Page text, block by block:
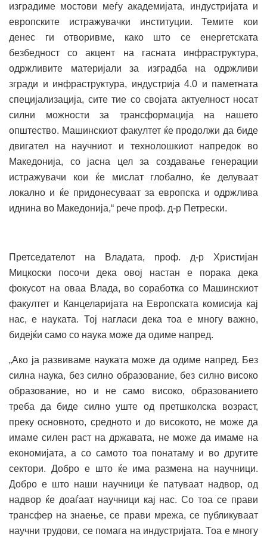
изградиме мостови меѓу академијата, индустријата и
европските истражувачки институции. Темите кои
денес ги отворивме, како што се енергетската
безбедност со акцент на гасната инфраструктура,
одржливите материјали за изградба на одржливи
згради и инфраструктура, индустрија 4.0 и паметната
специјализација, сите тие со својата актуелност носат
силни можности за трансформација на нашето
општество. Машинскиот факултет ќе продолжи да биде
двигател на научниот и технолошкиот напредок во
Македонија, со јасна цел за создавање генерации
истражувачи кои ќе мислат глобално, ќе делуваат
локално и ќе придонесуваат за европска и одржлива
иднина во Македонија,“ рече проф. д-р Петрески.
Претседателот на Владата, проф. д-р Христијан
Мицкоски посочи дека овој настан е порака дека
фокусот на оваа Влада, во соработка со Машинскиот
факултет и Канцеларијата на Европската комисија кај
нас, е науката. Тој нагласи дека тоа е многу важно,
бидејќи само со наука може да одиме напред.
„Ако ја развиваме науката може да одиме напред. Без
силна наука, без силно образование, без силно високо
образование, но и не само високо, образованието
треба да биде силно уште од претшколска возраст,
преку основното, средното и до високото, не може да
имаме силен раст на државата, не може да имаме на
економијата, а со самото тоа понатаму и во другите
сектори. Добро е што ќе има размена на научници.
Добро е што наши научници ќе патуваат надвор, од
надвор ќе доаѓаат научници кај нас. Со тоа се прави
трансфер на знаење, се прави мрежа, се публикуваат
научни трудови, се помага на индустријата. Тоа е многу